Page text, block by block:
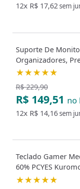
12x R$ 17,62sem
Suporte De
Organizadores,
PCYES SM15P
★★★★★
R$ 229,90
R$ 149,51 no
12x R$ 14,16sem
Teclado Gamer
60% PCYES
Switch Outemu Blue
★★★★★